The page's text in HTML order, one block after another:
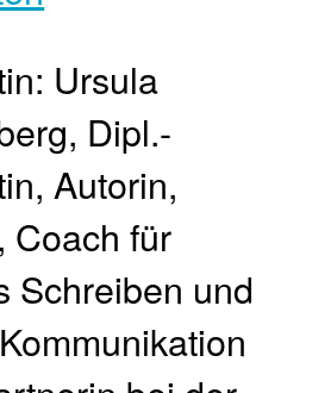
Ursula
Dipl.-
Autorin,
Coach für
Schreiben und